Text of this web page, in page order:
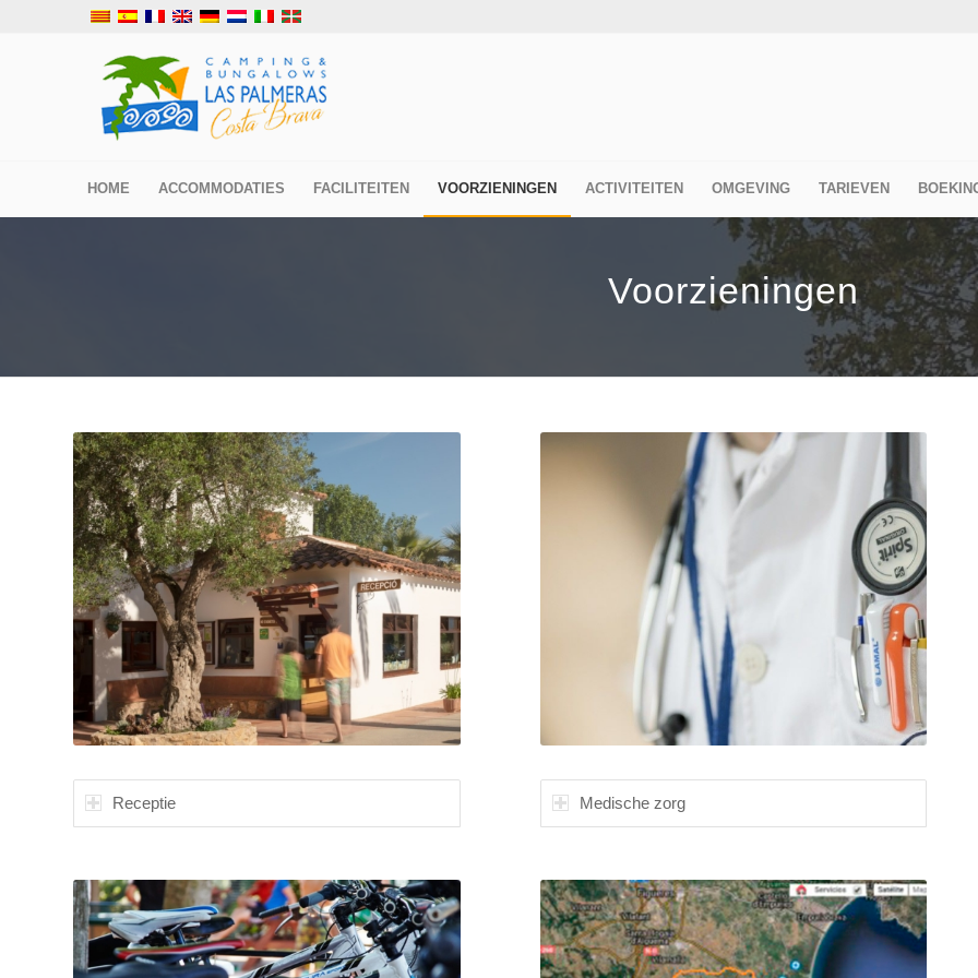
HOME ACCOMMODATIES FACILITEITEN VOORZIENINGEN ACTIVITEITEN OMGEVING TARIEVEN
Voorzieningen
Receptie Medische zorg